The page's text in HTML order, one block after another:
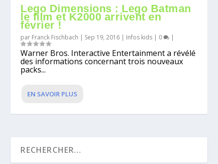
Lego Dimensions : Lego Batman
le film et K2000 arrivent en
février !
par Franck Fischbach | Sep 19, 2016 | Infos kids | 0 |
Warner Bros. Interactive Entertainment a révélé
des informations concernant trois nouveaux
packs...
EN SAVOIR PLUS